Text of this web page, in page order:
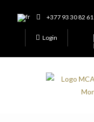
+377 93 30 82 61
Login